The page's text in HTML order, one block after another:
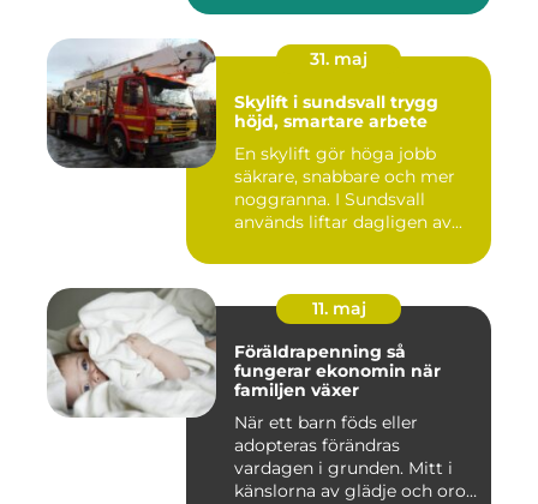
31. maj
Skylift i sundsvall trygg
höjd, smartare arbete
En skylift gör höga jobb
säkrare, snabbare och mer
noggranna. I Sundsvall
används liftar dagligen av...
11. maj
Föräldrapenning så
fungerar ekonomin när
familjen växer
När ett barn föds eller
adopteras förändras
vardagen i grunden. Mitt i
känslorna av glädje och oro